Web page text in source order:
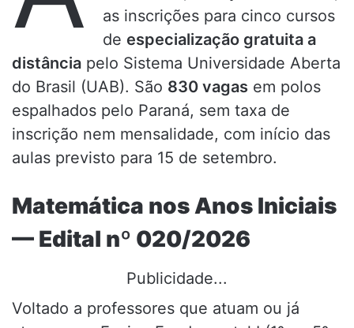
as inscrições para cinco cursos
de especialização gratuita a
distância pelo Sistema Universidade Aberta
do Brasil (UAB). São 830 vagas em polos
espalhados pelo Paraná, sem taxa de
inscrição nem mensalidade, com início das
aulas previsto para 15 de setembro.
Matemática nos Anos Iniciais
— Edital nº 020/2026
Publicidade...
Voltado a professores que atuam ou já